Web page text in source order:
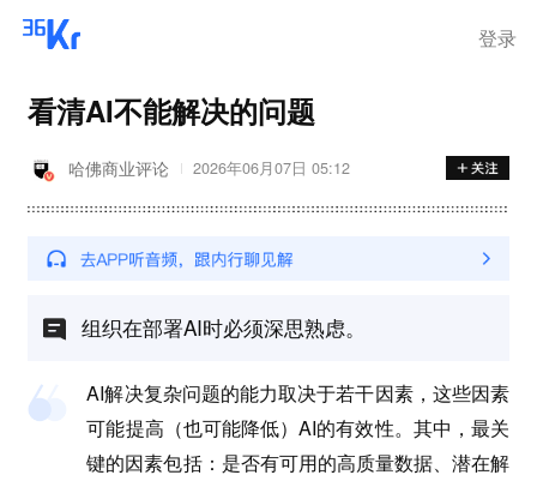
登录
看清AI不能解决的问题
哈佛商业评论 2026年06月07日 05:12
组织在部署AI时必须深思熟虑。
AI解决复杂问题的能力取决于若干因素，这些因素
可能提高（也可能降低）AI的有效性。其中，最关
键的因素包括：是否有可用的高质量数据、潜在解